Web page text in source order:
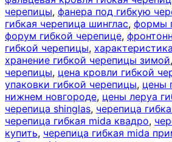
черепицы, фанера под гибкую
гибкая черепица шинглас, формы
форум гибкой черепице,
гибкой черепицы,
хранение гибкой черепицы зимой,
черепицы, цена кровли гибкой
упаковки гибкой черепицы, цены
нижнем новгороде, цены леруа
черепица shinglas, черепица
черепица гибкая mida квадро,
купить, черепица гибкая mida